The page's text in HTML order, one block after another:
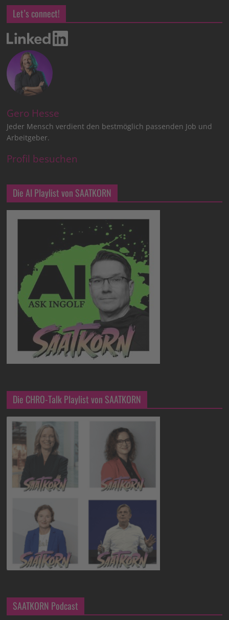
Let’s connect!
Gero Hesse
Jeder Mensch verdient den bestmöglich passenden Job und
Arbeitgeber.
Profil besuchen
Die AI Playlist von SAATKORN
Die CHRO-Talk Playlist von SAATKORN
SAATKORN Podcast